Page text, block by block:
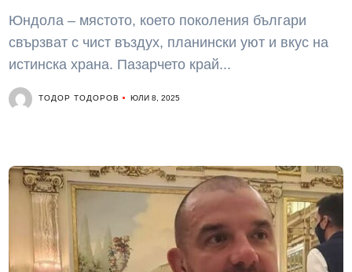
Юндола – мястото, което поколения българи
свързват с чист въздух, планински уют и вкус на
истинска храна. Пазарчето край...
ТОДОР ТОДОРОВ ЮЛИ 8, 2025